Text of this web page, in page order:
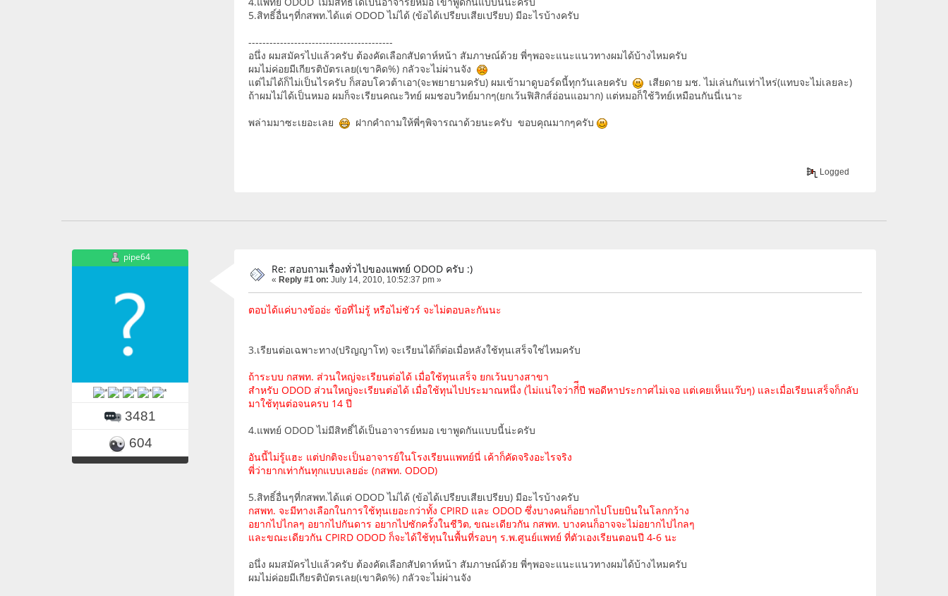
5.สิทธิ์อื่นๆที่กสพท.ได้แต่ ODOD ไม่ได้ (ข้อได้เปรียบเสียเปรียบ) มีอะไรบ้างครับ
-----------------------------------------
อนึ่ง ผมสมัครไปแล้วครับ ต้องคัดเลือกสัปดาห์หน้า สัมภาษณ์ด้วย พี่ๆพอจะแนะแนวทางผมได้บ้างไหมครับ
ผมไม่ค่อยมีเกียรติบัตรเลย(เขาคิด%) กลัวจะไม่ผ่านจัง
แต่ไม่ได้ก็ไม่เป็นไรครับ ก็สอบโควต้าเอา(จะพยายามครับ) ผมเข้ามาดูบอร์ดนี้ทุกวันเลยครับ
เสียดาย มช. ไม่เล่นกันเท่าไหร่(แทบจะไม่เลยละ)
ถ้าผมไม่ได้เป็นหมอ ผมก็จะเรียนคณะวิทย์ ผมชอบวิทย์มากๆ(ยกเว้นฟิสิกส์อ่อนแอมาก) แต่หมอก็ใช้วิทย์เหมือนกันนี่เนาะ
พล่ามมาซะเยอะเลย
ฝากคำถามให้พี่ๆพิจารณาด้วยนะครับ ขอบคุณมากๆครับ
Logged
pipe64
3481
604
Re: สอบถามเรื่องทั่วไปของแพทย์ ODOD ครับ :)
« Reply #1 on: July 14, 2010, 10:52:37 pm »
ตอบได้แค่บางข้ออ่ะ ข้อที่ไม่รู้ หรือไม่ชัวร์ จะไม่ตอบละกันนะ
3.เรียนต่อเฉพาะทาง(ปริญญาโท) จะเรียนได้ก็ต่อเมื่อหลังใช้ทุนเสร็จใช่ไหมครับ
ถ้าระบบ กสพท. ส่วนใหญ่จะเรียนต่อได้ เมื่อใช้ทุนเสร็จ ยกเว้นบางสาขา
สำหรับ ODOD ส่วนใหญ่จะเรียนต่อได้ เมื่อใช้ทุนไปประมาณหนึ่ง (ไม่แน่ใจว่ากี่ีปี พอดีหาประกาศไม่เจอ แต่เคยเห็นแว๊บๆ) และเมื่อเรียนเสร็จก็กลับ
มาใช้ทุนต่อจนครบ 14 ปี
4.แพทย์ ODOD ไม่มีสิทธิ์ได้เป็นอาจารย์หมอ เขาพูดกันแบบนี้น่ะครับ
อันนี้ไม่รู้แฮะ แต่ปกติจะเป็นอาจารย์ในโรงเรียนแพทย์นี่ เค้าก็คัดจริงอะไรจริง
พี่ว่ายากเท่ากันทุกแบบเลยอ่ะ (กสพท. ODOD)
5.สิทธิ์อื่นๆที่กสพท.ได้แต่ ODOD ไม่ได้ (ข้อได้เปรียบเสียเปรียบ) มีอะไรบ้างครับ
กสพท. จะมีทางเลือกในการใช้ทุนเยอะกว่าทั้ง CPIRD และ ODOD ซึ่งบางคนก็อยากไปโบยบินในโลกกว้าง
อยากไปไกลๆ อยากไปกันดาร อยากไปซักครั้งในชีวิต, ขณะเดียวกัน กสพท. บางคนก็อาจจะไม่อยากไปไกลๆ
และขณะเดียวกัน CPIRD ODOD ก็จะได้ใช้ทุนในพื้นที่รอบๆ ร.พ.ศูนย์แพทย์ ที่ตัวเองเรียนตอนปี 4-6 นะ
อนึ่ง ผมสมัครไปแล้วครับ ต้องคัดเลือกสัปดาห์หน้า สัมภาษณ์ด้วย พี่ๆพอจะแนะแนวทางผมได้บ้างไหมครับ
ผมไม่ค่อยมีเกียรติบัตรเลย(เขาคิด%) กลัวจะไม่ผ่านจัง